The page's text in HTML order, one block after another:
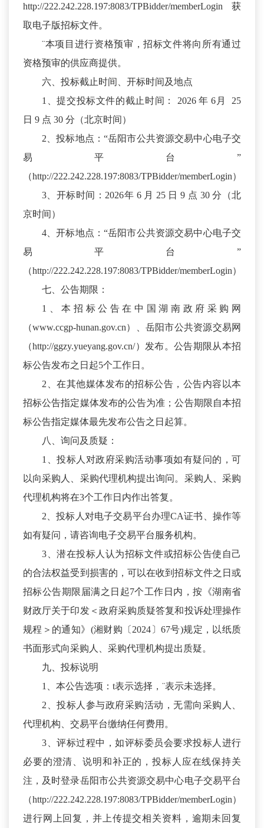
http://222.242.228.197:8083/TPBidder/memberLogin 获
取电子版招标文件。
¨本项目进行资格预审，招标文件将向所有通过
资格预审的供应商提供。
六、投标截止时间、开标时间及地点
1、提交投标文件的截止时间： 2026 年 6月 25
日 9 点 30 分（北京时间）
2、投标地点：“岳阳市公共资源交易中心电子交
易平台”
（http://222.242.228.197:8083/TPBidder/memberLogin）
3、开标时间：2026年 6 月 25 日 9 点 30 分（北
京时间）
4、开标地点：“岳阳市公共资源交易中心电子交
易平台”
（http://222.242.228.197:8083/TPBidder/memberLogin）
七、公告期限：
1、本招标公告在中国湖南政府采购网
（www.ccgp-hunan.gov.cn）、岳阳市公共资源交易网
（http://ggzy.yueyang.gov.cn/）发布。公告期限从本招
标公告发布之日起5个工作日。
2、在其他媒体发布的招标公告，公告内容以本
招标公告指定媒体发布的公告为准；公告期限自本招
标公告指定媒体最先发布公告之日起算。
八、询问及质疑：
1、投标人对政府采购活动事项如有疑问的，可
以向采购人、采购代理机构提出询问。采购人、采购
代理机构将在3个工作日内作出答复。
2、投标人对电子交易平台办理CA证书、操作等
如有疑问，请咨询电子交易平台服务机构。
3、潜在投标人认为招标文件或招标公告使自己
的合法权益受到损害的，可以在收到招标文件之日或
招标公告期限届满之日起7个工作日内，按《湖南省
财政厅关于印发＜政府采购质疑答复和投诉处理操作
规程＞的通知》(湘财购〔2024〕67号)规定，以纸质
书面形式向采购人、采购代理机构提出质疑。
九、投标说明
1、本公告选项：t表示选择，¨表示未选择。
2、投标人参与政府采购活动，无需向采购人、
代理机构、交易平台缴纳任何费用。
3、评标过程中，如评标委员会要求投标人进行
必要的澄清、说明和补正的，投标人应在线保持关
注，及时登录岳阳市公共资源交易中心电子交易平台
（http://222.242.228.197:8083/TPBidder/memberLogin）
进行网上回复，并上传提交相关资料，逾期未回复